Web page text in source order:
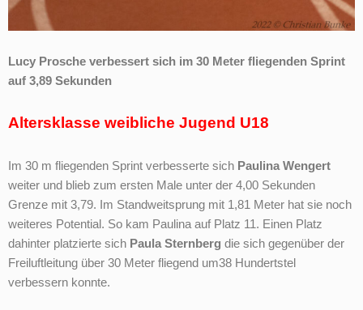
Lucy Prosche verbessert sich im 30 Meter fliegenden Sprint
auf 3,89 Sekunden
Altersklasse weibliche Jugend U18
Im 30 m fliegenden Sprint verbesserte sich Paulina Wengert
weiter und blieb zum ersten Male unter der 4,00 Sekunden
Grenze mit 3,79. Im Standweitsprung mit 1,81 Meter hat sie noch
weiteres Potential. So kam Paulina auf Platz 11. Einen Platz
dahinter platzierte sich Paula Sternberg die sich gegenüber der
Freiluftleitung über 30 Meter fliegend um38 Hundertstel
verbessern konnte.